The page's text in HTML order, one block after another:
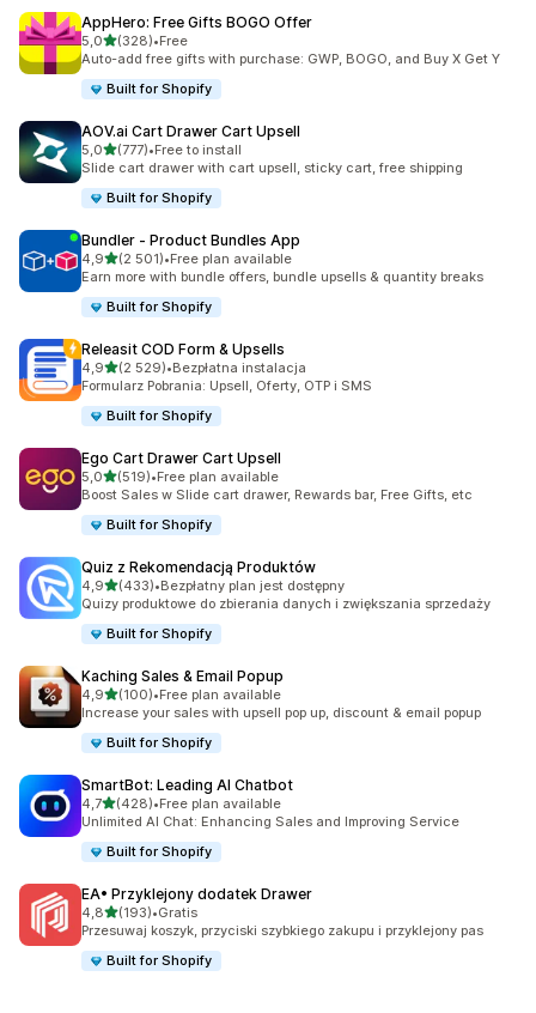
AppHero: Free Gifts BOGO Offer
5,0na 5 gwiazdek
(328)
Łączna liczba recenzji: 328
•Free
Auto-add free gifts with purchase: GWP, BOGO, and Buy X Get Y
Built for Shopify
AOV.ai Cart Drawer Cart Upsell
5,0na 5 gwiazdek
(777)
Łączna liczba recenzji: 777
•Free to install
Slide cart drawer with cart upsell, sticky cart, free shipping
Built for Shopify
Bundler ‑ Product Bundles App
4,9na 5 gwiazdek
(2 501)
Łączna liczba recenzji: 2501
•Free plan available
Earn more with bundle offers, bundle upsells & quantity breaks
Built for Shopify
Releasit COD Form & Upsells
4,9na 5 gwiazdek
(2 529)
Łączna liczba recenzji: 2529
•Bezpłatna instalacja
Formularz Pobrania: Upsell, Oferty, OTP i SMS
Built for Shopify
Ego Cart Drawer Cart Upsell
5,0na 5 gwiazdek
(519)
Łączna liczba recenzji: 519
•Free plan available
Boost Sales w Slide cart drawer, Rewards bar, Free Gifts, etc
Built for Shopify
Quiz z Rekomendacją Produktów
4,9na 5 gwiazdek
(433)
Łączna liczba recenzji: 433
•Bezpłatny plan jest dostępny
Quizy produktowe do zbierania danych i zwiększania sprzedaży
Built for Shopify
Kaching Sales & Email Popup
4,9na 5 gwiazdek
(100)
Łączna liczba recenzji: 100
•Free plan available
Increase your sales with upsell pop up, discount & email popup
Built for Shopify
SmartBot: Leading AI Chatbot
4,7na 5 gwiazdek
(428)
Łączna liczba recenzji: 428
•Free plan available
Unlimited AI Chat: Enhancing Sales and Improving Service
Built for Shopify
EA• Przyklejony dodatek Drawer
4,8na 5 gwiazdek
(193)
Łączna liczba recenzji: 193
•Gratis
Przesuwaj koszyk, przyciski szybkiego zakupu i przyklejony pas
Built for Shopify